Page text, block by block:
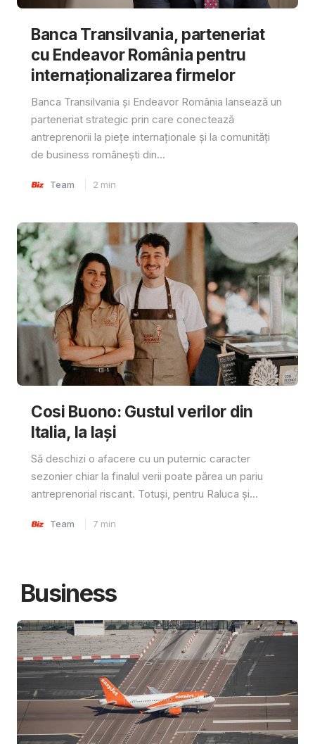
Banca Transilvania, parteneriat
cu Endeavor România pentru
internaționalizarea firmelor
Banca Transilvania și Endeavor România lansează un
parteneriat strategic prin care conectează
antreprenorii la piețe internaționale și la comunități
de business românești din...
Team 2 min
Cosi Buono: Gustul verilor din
Italia, la Iași
Să deschizi o afacere cu un puternic caracter
sezonier chiar la finalul verii poate părea un pariu
antreprenorial riscant. Totuși, pentru Raluca și...
Team 7 min
Business